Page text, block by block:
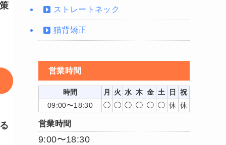
ストレートネック
猫背矯正
営業時間
時間 月 火 水 木 金 土 日
祝
09:00〜18:30
◯ ◯ ◯ ◯ ◯ ◯ 休 休
営業時間
9:00〜18:30